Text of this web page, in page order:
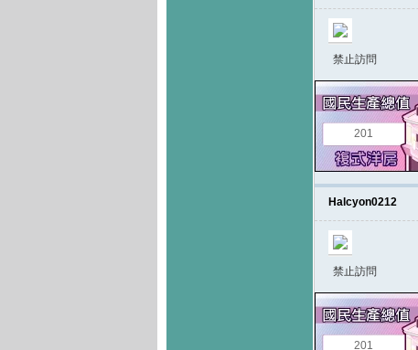
禁止訪問
201
Halcyon0212
禁止訪問
201